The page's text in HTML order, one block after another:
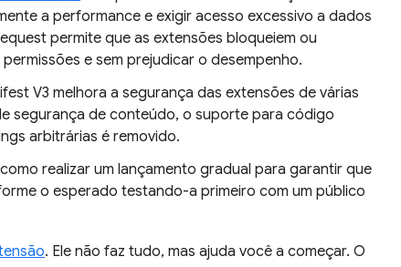
a performance e exigir acesso excessivo a dados
permite que as extensões bloqueiem ou
e sem prejudicar o desempenho.
V3 melhora a segurança das extensões de várias
segurança de conteúdo, o suporte para código
arbitrárias é removido.
realizar um lançamento gradual para garantir que
o esperado testando-a primeiro com um público
. Ele não faz tudo, mas ajuda você a começar. O